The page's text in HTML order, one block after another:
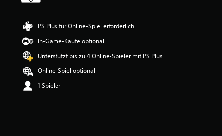
n
PS Plus für Online-Spiel erforderlich
In-Game-Käufe optional
Unterstützt bis zu 4 Online-Spieler mit PS Plus
Online-Spiel optional
1 Spieler